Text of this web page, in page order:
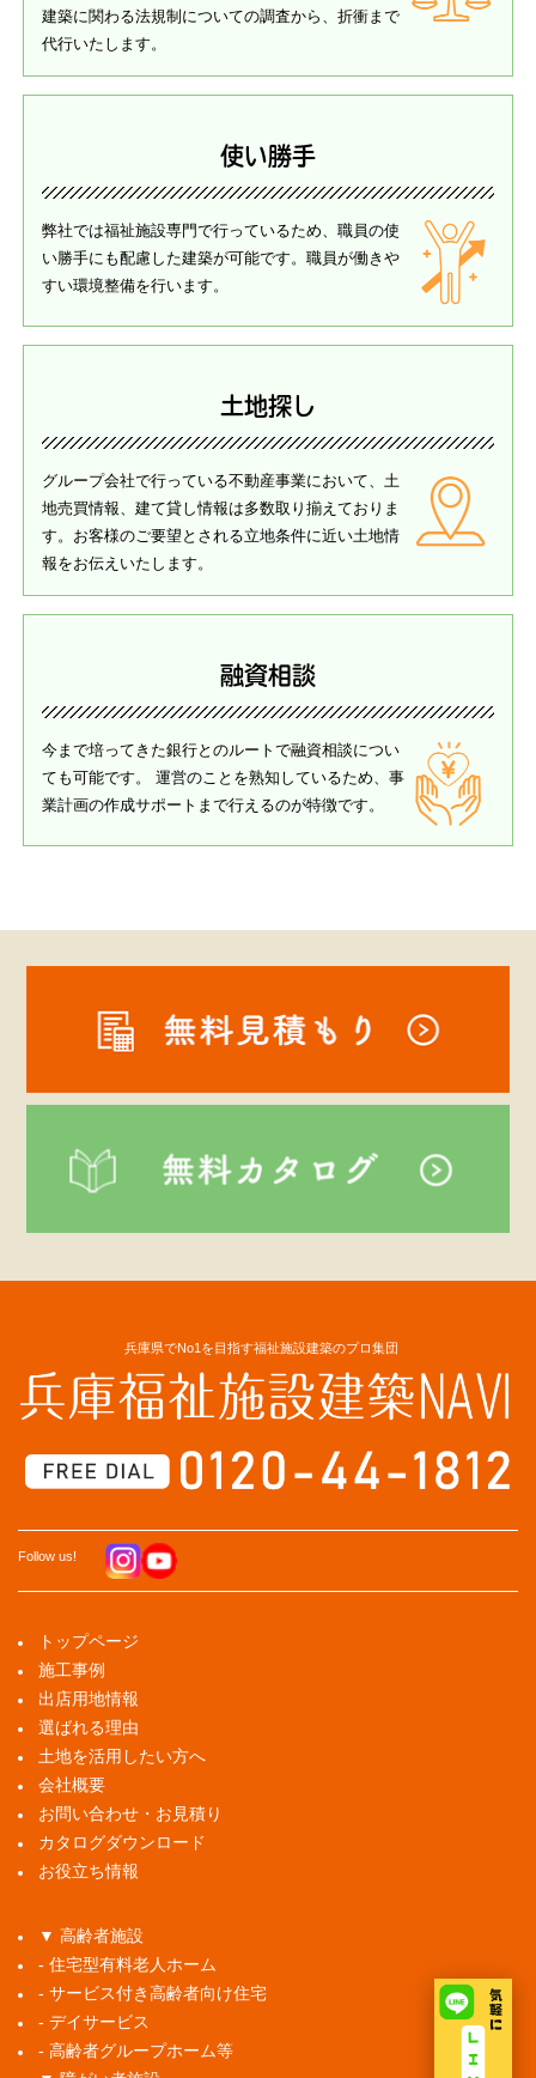
建築に関わる法規制についての調査から、折衝まで
代行いたします。
使い勝手
弊社では福祉施設専門で行っているため、職員の使
い勝手にも配慮した建築が可能です。職員が働きや
すい環境整備を行います。
土地探し
グループ会社で行っている不動産事業において、土
地売買情報、建て貸し情報は多数取り揃えておりま
す。お客様のご要望とされる立地条件に近い土地情
報をお伝えいたします。
融資相談
今まで培ってきた銀行とのルートで融資相談につい
ても可能です。 運営のことを熟知しているため、事
業計画の作成サポートまで行えるのが特徴です。
兵庫県でNo1を目指す福祉施設建築のプロ集団
Follow us!
トップページ
施工事例
出店用地情報
選ばれる理由
土地を活用したい方へ
会社概要
お問い合わせ・お見積り
カタログダウンロード
お役立ち情報
▼ 高齢者施設
- 住宅型有料老人ホーム
- サービス付き高齢者向け住宅
- デイサービス
- 高齢者グループホーム等